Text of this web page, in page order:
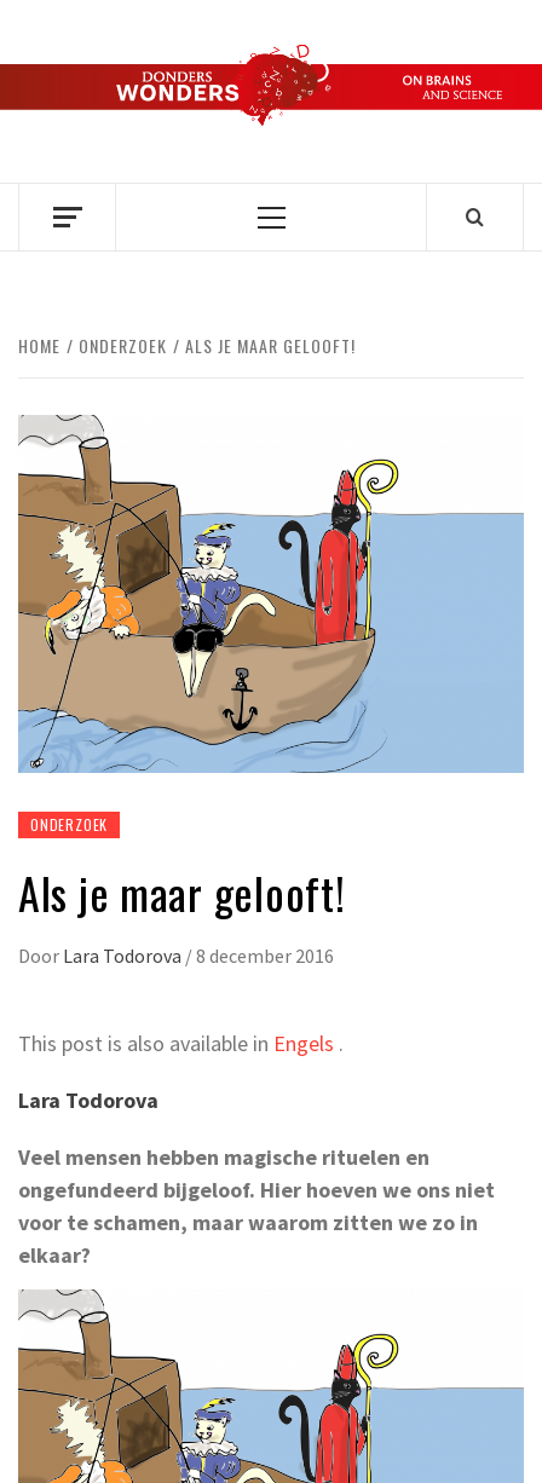
de
DONDERS
OVER HERSENEN EN WETENSCHAP // ON BRAINS AND
Primair
HOME ONDERZOEK ALS JE MAAR GELOOFT!
ONDERZOEK
Als je maar gelooft!
Door Lara Todorova /8 december 2016
This post is also available in Engels .
Lara Todorova
Veel mensen hebben magische rituelen en
ongefundeerd bijgeloof. Hier hoeven we ons niet
voor te schamen, maar waarom zitten we zo in
elkaar?